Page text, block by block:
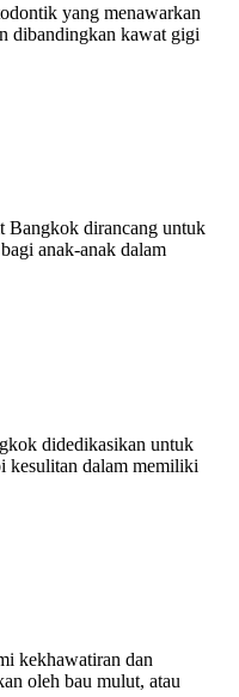
yang menawarkan
dibandingkan kawat gigi
Bangkok dirancang untuk
anak-anak dalam
didedikasikan untuk
kesulitan dalam memiliki
kekhawatiran dan
oleh bau mulut, atau